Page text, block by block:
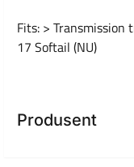
Fits: > Transmission
17 Softail (NU)
Produsent